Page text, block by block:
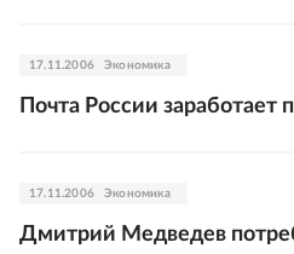
17.11.2006 Экономика
Почта России заработает
17.11.2006 Экономика
Дмитрий Медведев